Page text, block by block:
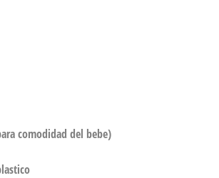
comodidad del bebe)